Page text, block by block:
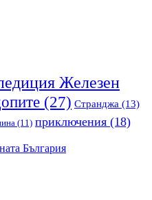
Железен
(27) Странджа (13)
(11) приключения (18)
България